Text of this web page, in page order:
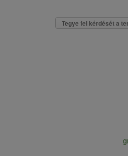
Tegye fel kérdését a